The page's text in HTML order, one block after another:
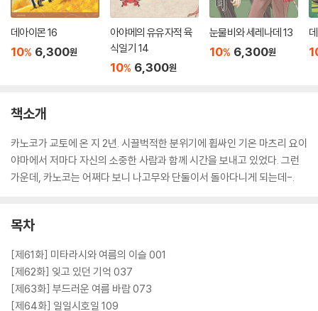
데아이몬 16
10% 6,300원
아야메의 유유자적 육
식일기 14
10% 6,300원
눈물비와 세레나데 13
10% 6,300원
책소개
카노코가 교토에 온 지 2년. 시끌벅적한 분위기에 휩싸인 기온 마츠리 요이
야마에서 저마다 자신의 소중한 사람과 함께 시간을 보내고 있었다. 그런
가운데, 카노코는 어쩌다 보니 나고무와 단둘이서 돌아다니게 되는데-.
목차
[제61화] 미타라시와 여름의 이슬 001
[제62화] 잊고 있던 기억 037
[제63화] 부드러운 여름 바람 073
[제64화] 일일시호일 109